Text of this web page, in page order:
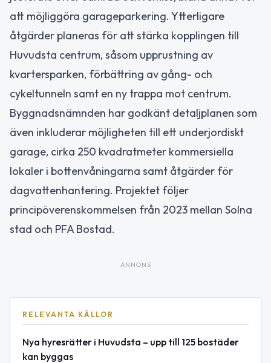
att möjliggöra garageparkering. Ytterligare
åtgärder planeras för att stärka kopplingen till
Huvudsta centrum, såsom upprustning av
kvartersparken, förbättring av gång- och
cykeltunneln samt en ny trappa mot centrum.
Byggnadsnämnden har godkänt detaljplanen som
även inkluderar möjligheten till ett underjordiskt
garage, cirka 250 kvadratmeter kommersiella
lokaler i bottenvåningarna samt åtgärder för
dagvattenhantering. Projektet följer
principöverenskommelsen från 2023 mellan Solna
stad och PFA Bostad.
ANNONS
RELEVANTA KÄLLOR
Nya hyresrätter i Huvudsta – upp till 125 bostäder
kan byggas